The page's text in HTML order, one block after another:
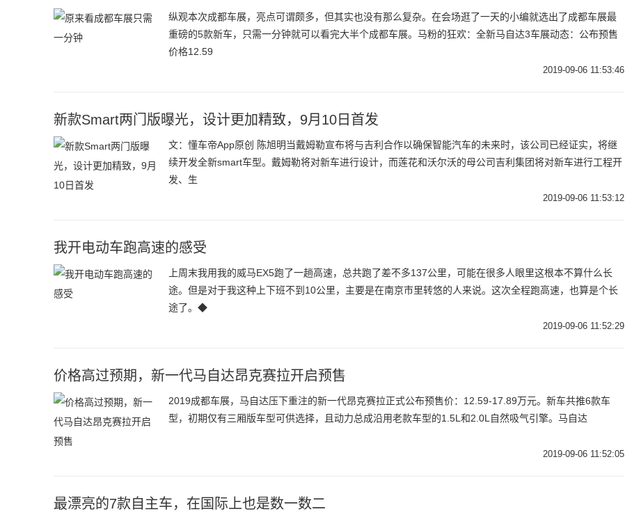
纵观本次成都车展，亮点可谓颇多，但其实也没有那么复杂。在会场逛了一天的小编就选出了成都车展最
重磅的5款新车，只需一分钟就可以看完大半个成都车展。马粉的狂欢：全新马自达3车展动态：公布预售
价格12.59
2019-09-06 11:53:46
新款Smart两门版曝光，设计更加精致，9月10日首发
文：懂车帝App原创 陈旭明当戴姆勒宣布将与吉利合作以确保智能汽车的未来时，该公司已经证实，将继
续开发全新smart车型。戴姆勒将对新车进行设计，而莲花和沃尔沃的母公司吉利集团将对新车进行工程开
发、生
2019-09-06 11:53:12
我开电动车跑高速的感受
上周末我用我的威马EX5跑了一趟高速，总共跑了差不多137公里，可能在很多人眼里这根本不算什么长
途。但是对于我这种上下班不到10公里，主要是在南京市里转悠的人来说。这次全程跑高速，也算是个长
途了。◆
2019-09-06 11:52:29
价格高过预期，新一代马自达昂克赛拉开启预售
2019成都车展，马自达压下重注的新一代昂克赛拉正式公布预售价：12.59-17.89万元。新车共推6款车
型，初期仅有三厢版车型可供选择，且动力总成沿用老款车型的1.5L和2.0L自然吸气引擎。马自达
2019-09-06 11:52:05
最漂亮的7款自主车，在国际上也是数一数二